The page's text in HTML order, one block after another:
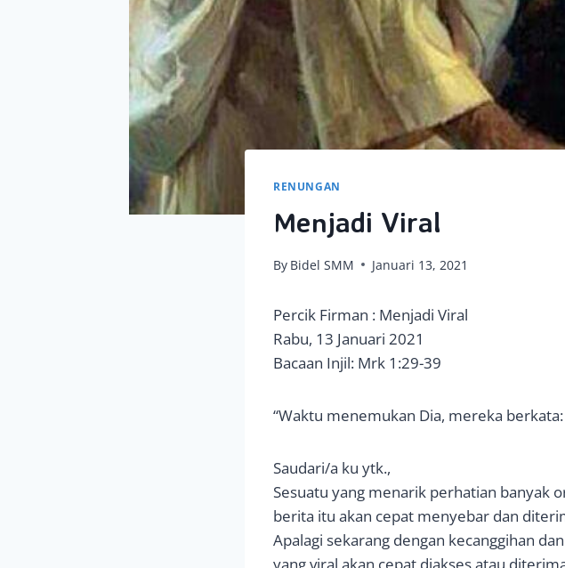
RENUNGAN
Menjadi Viral
By Bidel SMM Januari 13, 2021
Percik Firman : Menjadi Viral
Rabu, 13 Januari 2021
Bacaan Injil: Mrk 1:29-39
“Waktu menemukan Dia, mereka
Saudari/a ku ytk.,
Sesuatu yang menarik perhatian banyak
berita itu akan cepat menyebar dan
Apalagi sekarang dengan kecanggihan
yang viral akan cepat diakses atau